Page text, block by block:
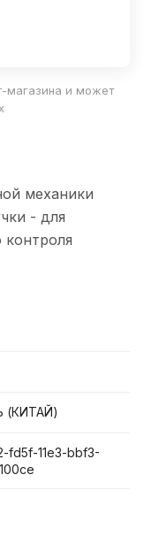
магазина и может
механики
- для
(КИТАЙ)
fd5f-11e3-bbf3-